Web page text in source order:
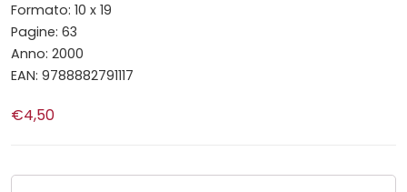
Formato: 10 x 19
Pagine: 63
Anno: 2000
EAN: 9788882791117
€4,50